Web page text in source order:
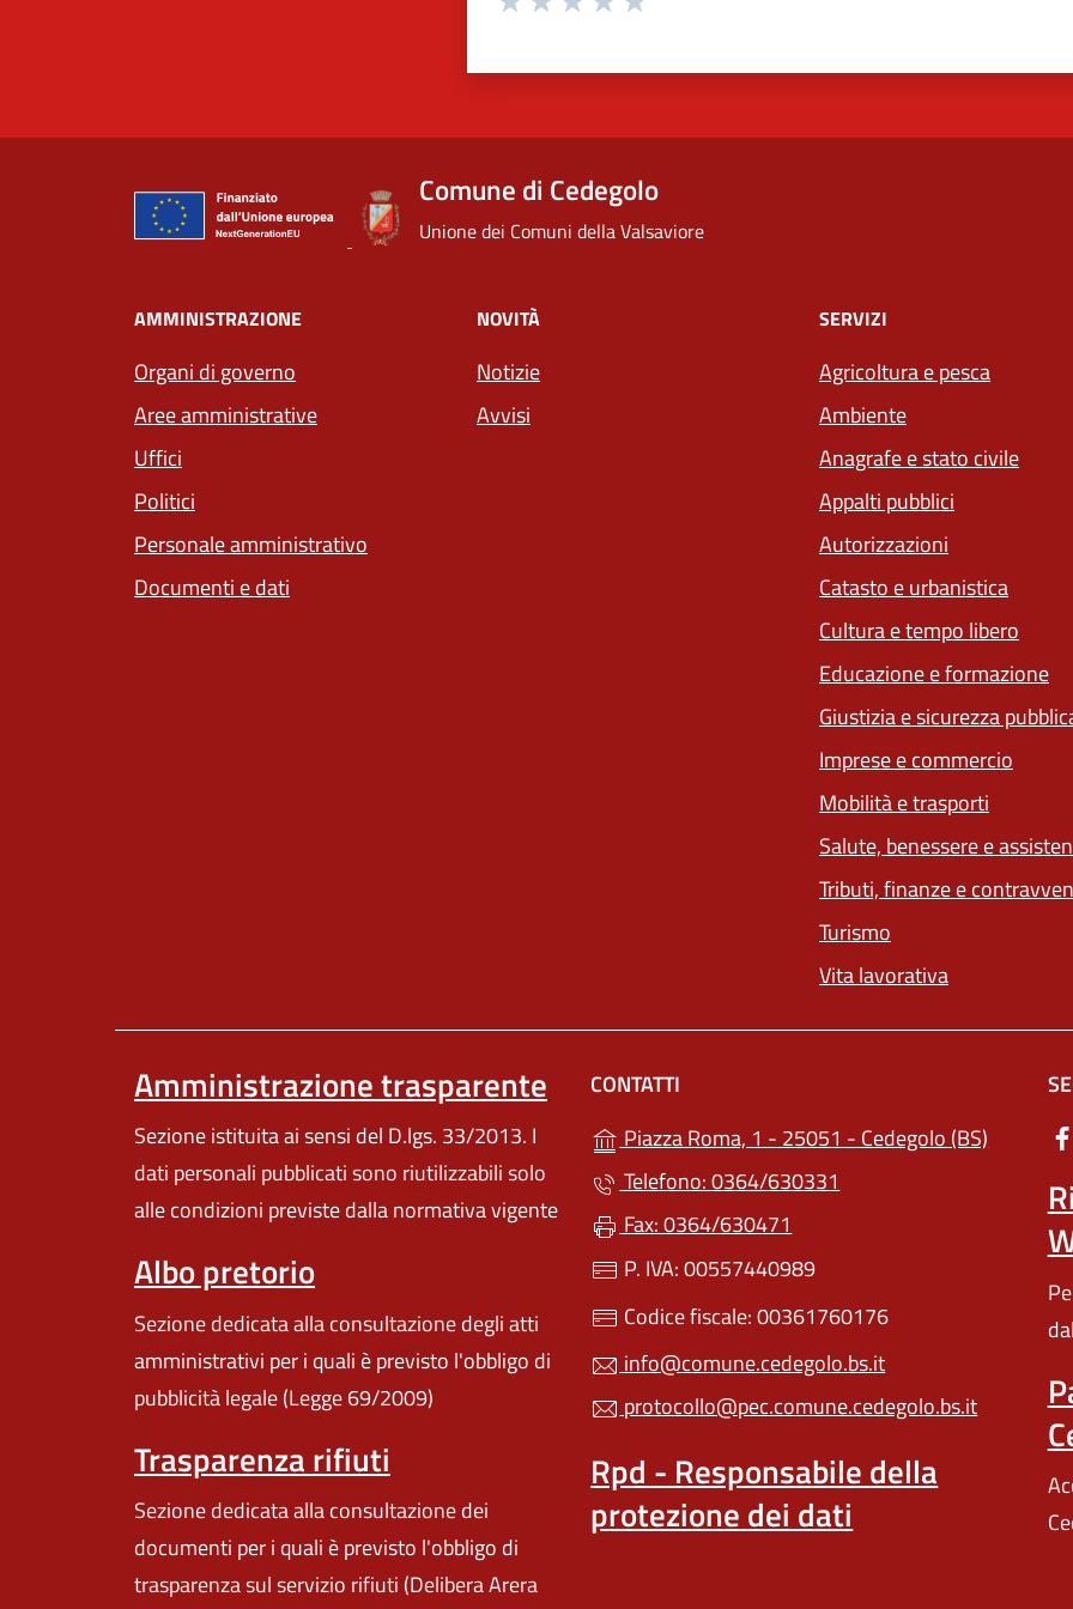
Comune di Cedegolo
Unione dei Comuni della Valsaviore
AMMINISTRAZIONE
Organi di governo
Aree amministrative
Uffici
Politici
Personale amministrativo
Documenti e dati
NOVITÀ
Notizie
Avvisi
SERVIZI
Agricoltura e pesca
Ambiente
Anagrafe e stato civile
Appalti pubblici
Autorizzazioni
Catasto e urbanistica
Cultura e tempo libero
Educazione e formazione
Giustizia e sicurezza
Imprese e commercio
Mobilità e trasporti
Salute, benessere e
Tributi, finanze e
Turismo
Vita lavorativa
Amministrazione trasparente
Sezione istituita ai sensi del D.lgs. 33/2013. I
dati personali pubblicati sono riutilizzabili solo
alle condizioni previste dalla normativa vigente
Albo pretorio
Sezione dedicata alla consultazione degli atti
amministrativi per i quali è previsto l'obbligo di
pubblicità legale (Legge 69/2009)
Trasparenza rifiuti
Sezione dedicata alla consultazione dei
documenti per i quali è previsto l'obbligo di
trasparenza sul servizio rifiuti (Delibera Arera
CONTATTI
Piazza Roma, 1 - 25051 - Cedegolo (BS) (apre in
Telefono: 0364/630331
Fax: 0364/630471
P. IVA: 00557440989
Codice fiscale: 00361760176
info@comune.cedegolo.bs.it
protocollo@pec.comune.cedegolo.bs.it
Rpd - Responsabile della
protezione dei dati